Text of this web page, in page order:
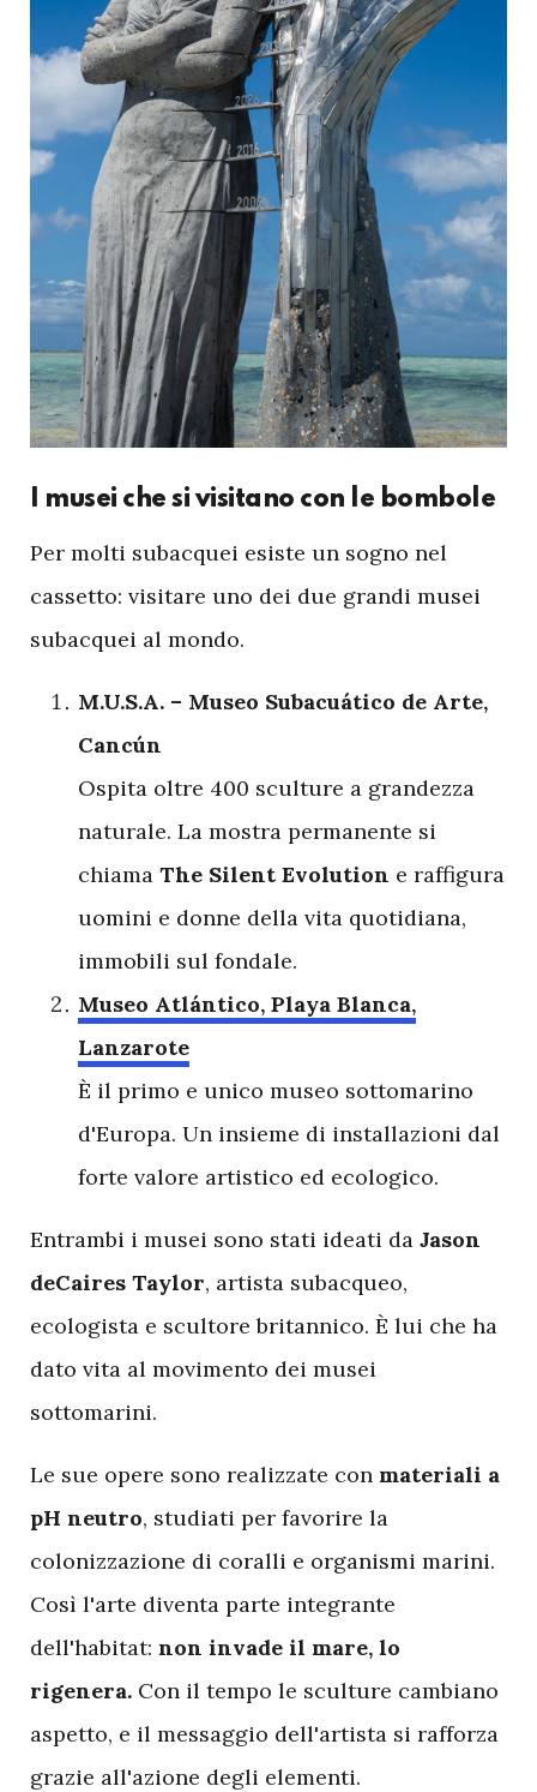
I musei che si visitano con le bombole
Per molti subacquei esiste un sogno nel
cassetto: visitare uno dei due grandi musei
subacquei al mondo.
M.U.S.A. – Museo Subacuático de Arte,
Cancún
Ospita oltre 400 sculture a grandezza
naturale. La mostra permanente si
chiama The Silent Evolution e raffigura
uomini e donne della vita quotidiana,
immobili sul fondale.
Museo Atlántico, Playa Blanca,
Lanzarote
È il primo e unico museo sottomarino
d'Europa. Un insieme di installazioni dal
forte valore artistico ed ecologico.
Entrambi i musei sono stati ideati da Jason
deCaires Taylor, artista subacqueo,
ecologista e scultore britannico. È lui che ha
dato vita al movimento dei musei
sottomarini.
Le sue opere sono realizzate con materiali a
pH neutro, studiati per favorire la
colonizzazione di coralli e organismi marini.
Così l'arte diventa parte integrante
dell'habitat: non invade il mare, lo
rigenera. Con il tempo le sculture cambiano
aspetto, e il messaggio dell'artista si rafforza
grazie all'azione degli elementi.